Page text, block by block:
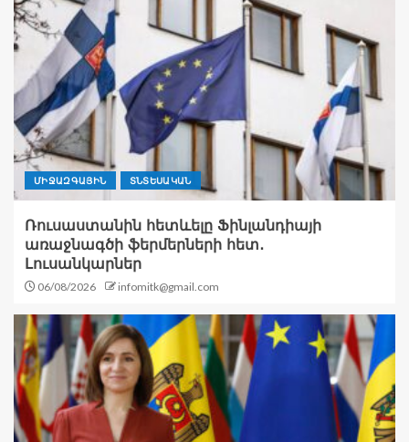
ՄԻՋԱԶԳԱՅԻՆ ՏՆՏԵՍԱԿԱՆ
Ռուսաստանին հետևելը Ֆինլանդիայի
առաջնագծի ֆերմերների հետ․
Լուսանկարներ
06/08/2026 infomitk@gmail.com